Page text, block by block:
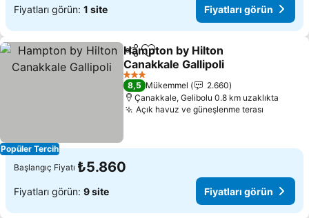
Fiyatları görün: 1 site Fiyatları görün
Popüler Tercih
PaylaşFavorilerime ekle
Hampton by Hilton
Canakkale Gallipoli
3 Yıldız
8,5 Mükemmel
2.660
Çanakkale, Gelibolu 0.8 km uzaklıkta
Açık havuz ve güneşlenme terası
Başlangıç Fiyatı ₺5.860
Fiyatları görün: 9 site Fiyatları görün